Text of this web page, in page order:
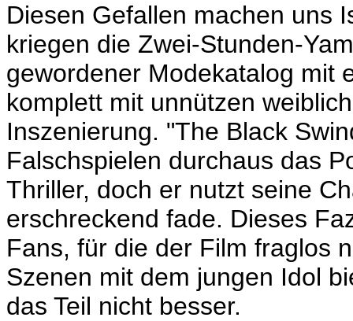
Diesen Gefallen machen uns
kriegen die Zwei-Stunden-
gewordener Modekatalog mit
komplett mit unnützen
Inszenierung. "The Black
Falschspielen durchaus das
Thriller, doch er nutzt seine
erschreckend fade. Dieses
Fans, für die der Film fraglos
Szenen mit dem jungen Idol
das Teil nicht besser.